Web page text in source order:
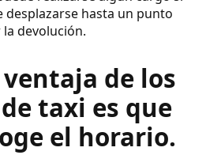
hasta un punto
devolución.
de los
taxi es que
el horario.